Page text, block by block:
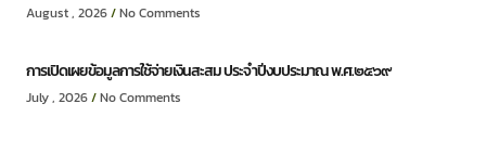
August , 2026 No Comments
การเปิดเผยข้อมูลการใช้จ่ายเงินสะสม ประจำปีงบประมาณ พ.ศ.๒๕๖๙
July , 2026 No Comments